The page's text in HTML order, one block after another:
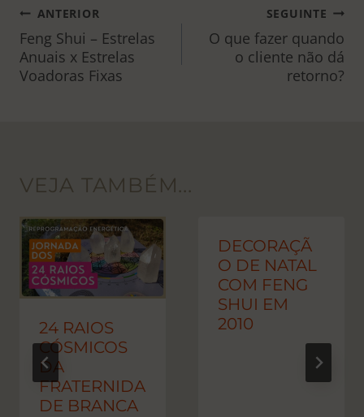
NAVEGAÇÃO
DE
POST
ANTERIOR
Feng Shui – Estrelas
Anuais x Estrelas
Voadoras Fixas
SEGUINTE
O que fazer quando
o cliente não dá
retorno?
VEJA TAMBÉM...
24 RAIOS
CÓSMICOS
DA
FRATERNIDA
DE BRANCA
DECORAÇÃ
O DE NATAL
COM FENG
SHUI EM
2010